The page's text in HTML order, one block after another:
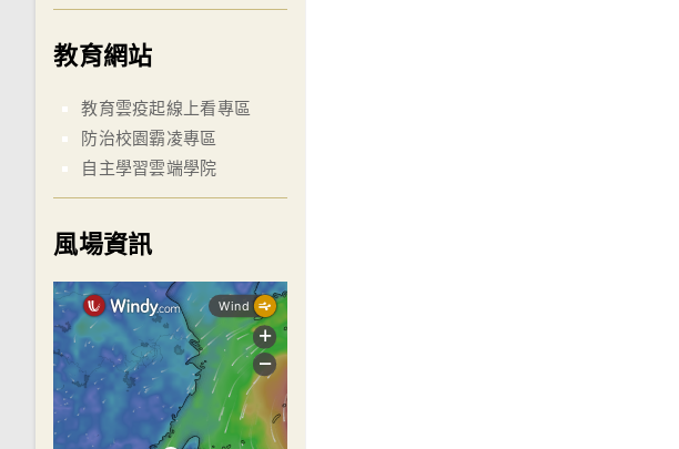
教育網站
教育雲疫起線上看專區
防治校園霸凌專區
自主學習雲端學院
風場資訊